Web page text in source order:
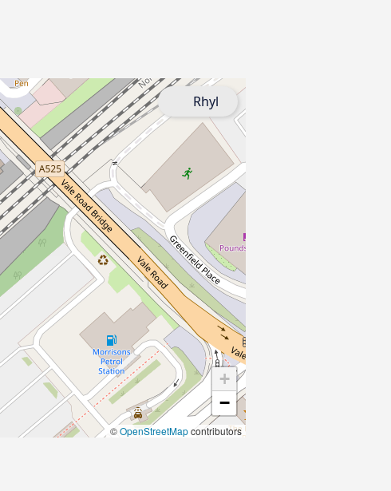
+
−
©OpenStreetMapcontributors
Rhyl